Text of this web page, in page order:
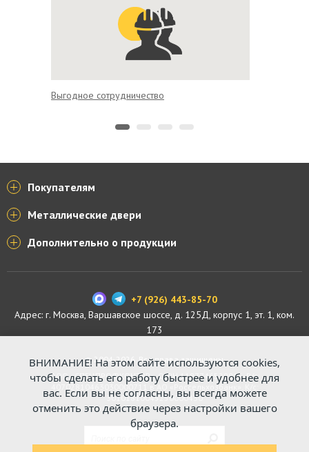
Выгодное сотрудничество
Покупателям
Металлические двери
Дополнительно о продукции
+7 (926) 443-85-70
Адрес: г. Москва, Варшавское шоссе, д. 125Д, корпус 1, эт. 1, ком.
173
© 2004-2026. Все права защищены.
ООО «СПЕЦПРОФКОНТУР», ОГРН 1187746529816. Р/с:
40702810463030000711 в АО «Россельхозбанк». К/с:
30101810045250000430
ВНИМАНИЕ! На этом сайте используются cookies,
чтобы сделать его работу быстрее и удобнее для
вас. Если вы не согласны, вы всегда можете
отменить это действие через настройки вашего
браузера.